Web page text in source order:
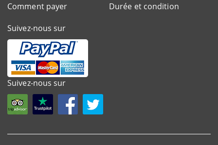
Comment payer
Durée et condition
Suivez-nous sur
Suivez-nous sur